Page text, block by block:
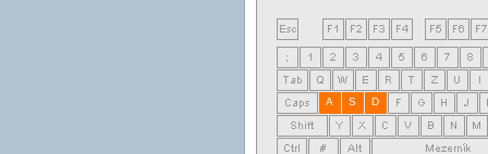
A S D